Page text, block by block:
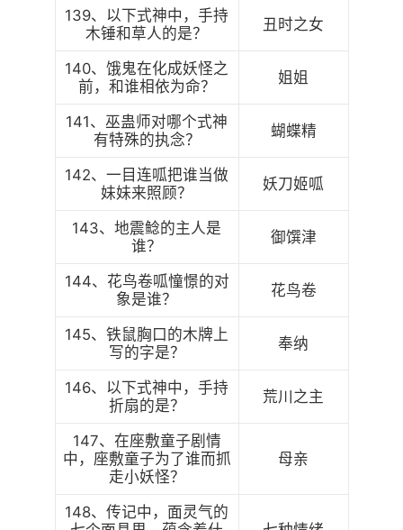
139、以下式神中，手持
木锤和草人的是？
丑时之女
140、饿鬼在化成妖怪之
前，和谁相依为命？
姐姐
141、巫蛊师对哪个式神
有特殊的执念？
蝴蝶精
142、一目连呱把谁当做
妹妹来照顾？
妖刀姬呱
143、地震鲶的主人是
谁？
御馔津
144、花鸟卷呱憧憬的对
象是谁？
花鸟卷
145、铁鼠胸口的木牌上
写的字是？
奉纳
146、以下式神中，手持
折扇的是？
荒川之主
147、在座敷童子剧情
中，座敷童子为了谁而抓
走小妖怪？
母亲
148、传记中，面灵气的